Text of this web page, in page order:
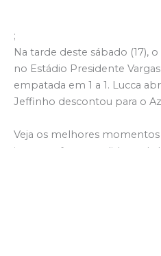
;
Na tarde deste sábado (17),
no Estádio Presidente
empatada em 1 a 1. Lucca
Jeffinho descontou para o
Veja os melhores momentos
imagens foram cedidas pela